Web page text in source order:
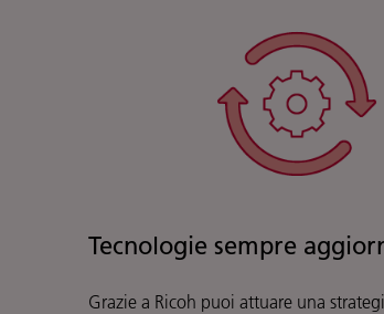
Tecnologie sempre
Grazie a Ricoh puoi attuare una